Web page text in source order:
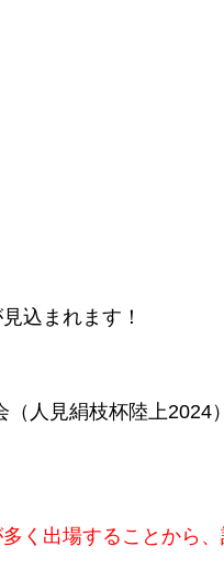
込まれます！
（人見絹枝杯陸上2024
く出場することから